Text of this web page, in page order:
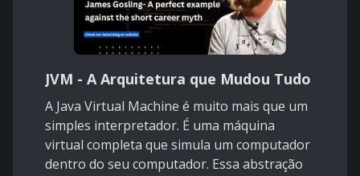
JVM - A Arquitetura que Mudou Tudo
A Java Virtual Machine é muito mais que um
simples interpretador. É uma máquina
virtual completa que simula um computador
dentro do seu computador. Essa abstração